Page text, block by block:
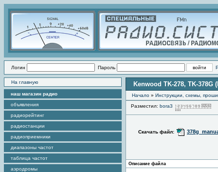
Логин Пароль
На главную
наш магазин радио
объявления
радиорейтинг
радиостанции
радиоприемники
диапазоны частот
таблица частот
аэродромы
Kenwood TK-278, TK-378G
Начало » Инструкции, схемы,
Разместил: bora3
Скачать файл:
Описание файла